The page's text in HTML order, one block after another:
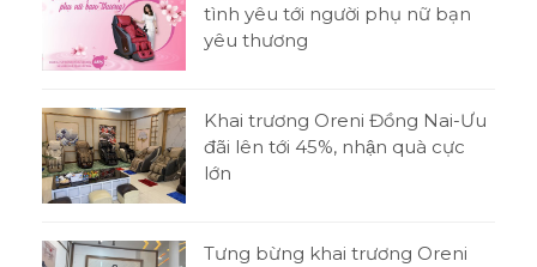
tình yêu tới người phụ nữ bạn
yêu thương
Khai trương Oreni Đồng Nai-Ưu
đãi lên tới 45%, nhận quà cực
lớn
Tưng bừng khai trương Oreni